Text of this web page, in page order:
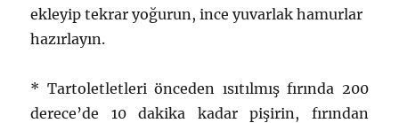
ekleyip tekrar yoğurun, ince yuvarlak hamurlar
hazırlayın.
* Tartoletletleri önceden ısıtılmış fırında 200
derece’de 10 dakika kadar pişirin, fırından